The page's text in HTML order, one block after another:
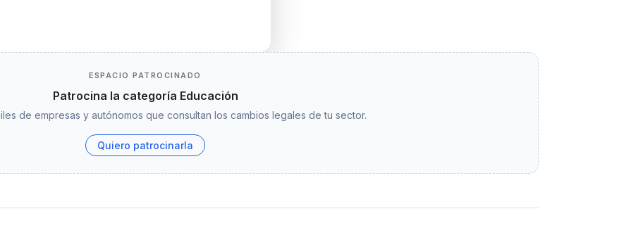
ESPACIO PATROCINADO
Patrocina la categoría Educación
de empresas y autónomos que consultan los cambios legales de tu sector.
Quiero patrocinarla